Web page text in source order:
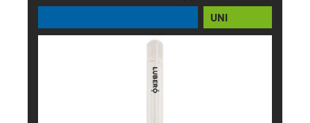
UNI